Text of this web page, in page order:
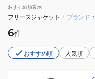
おすすめ順表示
フリースジャケット / ブランド
6件
おすすめ順 人気順